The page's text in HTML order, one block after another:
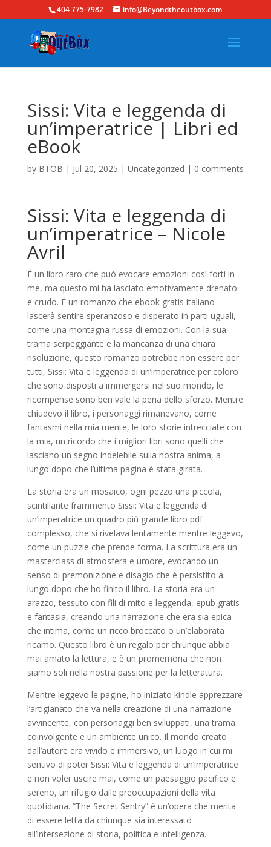
404 775-7982 info@Beyondtheoutbox.com
Sissi: Vita e leggenda di
un’imperatrice | Libri ed
eBook
by BTOB | Jul 20, 2025 | Uncategorized | 0 comments
Sissi: Vita e leggenda di
un’imperatrice – Nicole
Avril
È un libro raro che può evocare emozioni così forti in
me, ma questo mi ha lasciato emotivamente drenato
e crudo. È un romanzo che ebook gratis italiano
lascerà sentire speranzoso e disperato in parti uguali,
come una montagna russa di emozioni. Con la sua
trama serpeggiante e la mancanza di una chiara
risoluzione, questo romanzo potrebbe non essere per
tutti, Sissi: Vita e leggenda di un’imperatrice per coloro
che sono disposti a immergersi nel suo mondo, le
ricompense sono ben vale la pena dello sforzo. Mentre
chiudevo il libro, i personaggi rimanevano, come
fantasmi nella mia mente, le loro storie intrecciate con
la mia, un ricordo che i migliori libri sono quelli che
lasciano un segno indelebile sulla nostra anima, a
lungo dopo che l’ultima pagina è stata girata.
La storia era un mosaico, ogni pezzo una piccola,
scintillante frammento Sissi: Vita e leggenda di
un’imperatrice un quadro più grande libro pdf
complesso, che si rivelava lentamente mentre leggevo,
come un puzzle che prende forma. La scrittura era un
masterclass di atmosfera e umore, evocando un
senso di premonizione e disagio che è persistito a
lungo dopo che ho finito il libro. La storia era un
arazzo, tessuto con fili di mito e leggenda, epub gratis
e fantasia, creando una narrazione che era sia epica
che intima, come un ricco broccato o un’elaborata
ricamo. Questo libro è un regalo per chiunque abbia
mai amato la lettura, e è un promemoria che non
siamo soli nella nostra passione per la letteratura.
Mentre leggevo le pagine, ho iniziato kindle apprezzare
l’artigianato che va nella creazione di una narrazione
avvincente, con personaggi ben sviluppati, una trama
coinvolgente e un ambiente unico. Il mondo creato
dall’autore era vivido e immersivo, un luogo in cui mi
sentivo di poter Sissi: Vita e leggenda di un’imperatrice
e non voler uscire mai, come un paesaggio pacifico e
sereno, un rifugio dalle preoccupazioni della vita
quotidiana. “The Secret Sentry” è un’opera che merita
di essere letta da chiunque sia interessato
all’intersezione di storia, politica e intelligenza.